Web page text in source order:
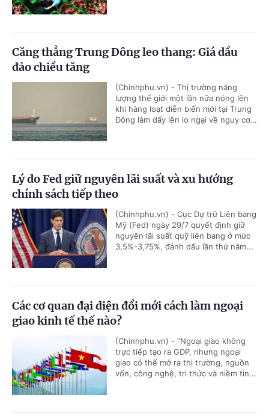
Căng thẳng Trung Đông leo thang: Giá dầu
đảo chiều tăng
(Chinhphu.vn) - Thị trường năng
lượng thế giới một lần nữa nóng lên
khi hàng loạt diễn biến mới tại Trung
Đông làm dấy lên lo ngại về nguy cơ...
Lý do Fed giữ nguyên lãi suất và xu hướng
chính sách tiếp theo
(Chinhphu.vn) - Cục Dự trữ Liên bang
Mỹ (Fed) ngày 29/7 quyết định giữ
nguyên lãi suất quỹ liên bang ở mức
3,5%-3,75%, đánh dấu lần thứ năm...
Các cơ quan đại diện đổi mới cách làm ngoại
giao kinh tế thế nào?
(Chinhphu.vn) - “Ngoại giao không
trực tiếp tạo ra GDP, nhưng ngoại
giao có thể mở ra thị trường, nguồn
vốn, công nghệ, tri thức và niềm tin...